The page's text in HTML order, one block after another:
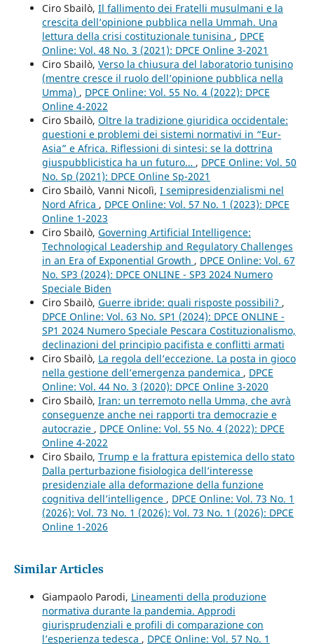
Ciro Sbailò, Il fallimento dei Fratelli musulmani e la
crescita dell’opinione pubblica nella Ummah. Una
lettura della crisi costituzionale tunisina , DPCE
Online: Vol. 48 No. 3 (2021): DPCE Online 3-2021
Ciro Sbailò, Verso la chiusura del laboratorio tunisino
(mentre cresce il ruolo dell’opinione pubblica nella
Umma) , DPCE Online: Vol. 55 No. 4 (2022): DPCE
Online 4-2022
Ciro Sbailò, Oltre la tradizione giuridica occidentale:
questioni e problemi dei sistemi normativi in “Eur-
Asia” e Africa. Riflessioni di sintesi: se la dottrina
giuspubblicistica ha un futuro… , DPCE Online: Vol. 50
No. Sp (2021): DPCE Online Sp-2021
Ciro Sbailò, Vanni Nicolì, I semipresidenzialismi nel
Nord Africa , DPCE Online: Vol. 57 No. 1 (2023): DPCE
Online 1-2023
Ciro Sbailò, Governing Artificial Intelligence:
Technological Leadership and Regulatory Challenges
in an Era of Exponential Growth , DPCE Online: Vol. 67
No. SP3 (2024): DPCE ONLINE - SP3 2024 Numero
Speciale Biden
Ciro Sbailò, Guerre ibride: quali risposte possibili? ,
DPCE Online: Vol. 63 No. SP1 (2024): DPCE ONLINE -
SP1 2024 Numero Speciale Pescara Costituzionalismo,
declinazioni del principio pacifista e conflitti armati
Ciro Sbailò, La regola dell’eccezione. La posta in gioco
nella gestione dell’emergenza pandemica , DPCE
Online: Vol. 44 No. 3 (2020): DPCE Online 3-2020
Ciro Sbailò, Iran: un terremoto nella Umma, che avrà
conseguenze anche nei rapporti tra democrazie e
autocrazie , DPCE Online: Vol. 55 No. 4 (2022): DPCE
Online 4-2022
Ciro Sbailo, Trump e la frattura epistemica dello stato
Dalla perturbazione fisiologica dell’interesse
presidenziale alla deformazione della funzione
cognitiva dell’intelligence , DPCE Online: Vol. 73 No. 1
(2026): Vol. 73 No. 1 (2026): Vol. 73 No. 1 (2026): DPCE
Online 1-2026
Similar Articles
Giampaolo Parodi, Lineamenti della produzione
normativa durante la pandemia. Approdi
giurisprudenziali e profili di comparazione con
l’esperienza tedesca , DPCE Online: Vol. 57 No. 1